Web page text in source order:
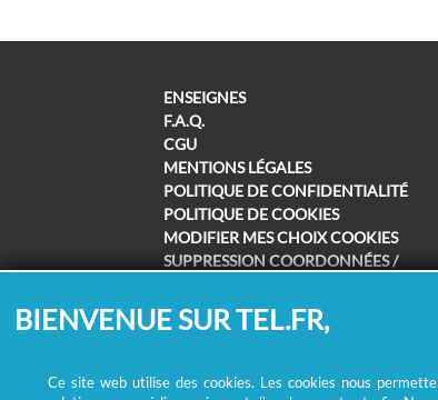
ENSEIGNES
F.A.Q.
CGU
MENTIONS LÉGALES
POLITIQUE DE CONFIDENTIALITÉ
POLITIQUE DE COOKIES
MODIFIER MES CHOIX COOKIES
SUPPRESSION COORDONNÉES /
BIENVENUE SUR TEL.FR,
Ce site web utilise des cookies. Les cookies nous